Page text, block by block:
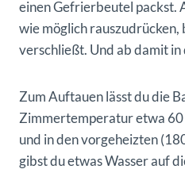
einen Gefrierbeutel packst.
wie möglich rauszudrücken,
verschließt. Und ab damit
Zum Auftauen lässt du die
Zimmertemperatur etwa 60
und in den vorgeheizten
gibst du etwas Wasser auf